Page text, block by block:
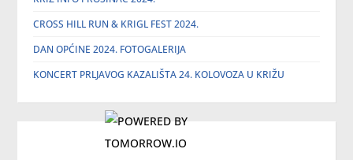
CROSS HILL RUN & KRIGL FEST 2024.
DAN OPĆINE 2024. FOTOGALERIJA
KONCERT PRLJAVOG KAZALIŠTA 24. KOLOVOZA U KRIŽU